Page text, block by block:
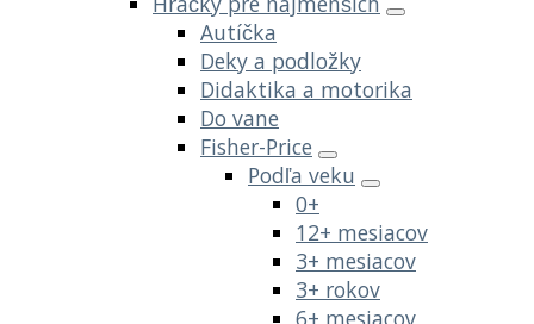
Autíčka
Deky a podložky
Didaktika a motorika
Do vane
Fisher-Price
Podľa veku
0+
12+ mesiacov
3+ mesiacov
3+ rokov